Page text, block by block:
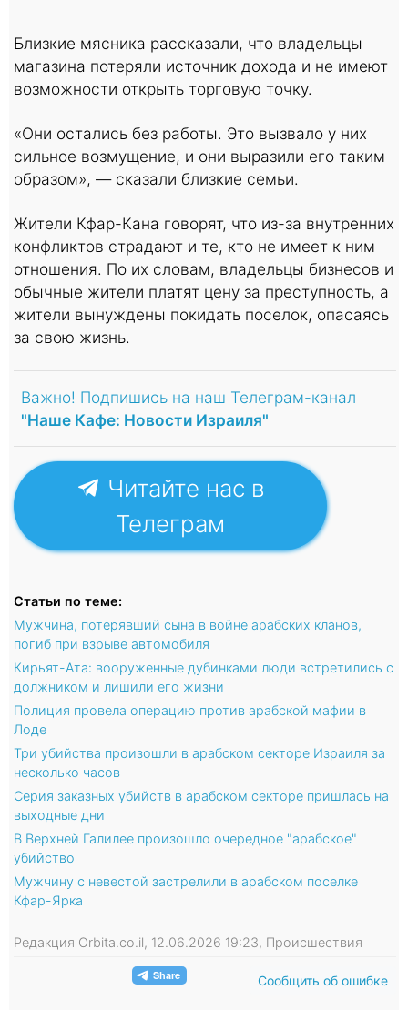
Близкие мясника рассказали, что владельцы
магазина потеряли источник дохода и не имеют
возможности открыть торговую точку.
«Они остались без работы. Это вызвало у них
сильное возмущение, и они выразили его таким
образом», — сказали близкие семьи.
Жители Кфар-Кана говорят, что из-за внутренних
конфликтов страдают и те, кто не имеет к ним
отношения. По их словам, владельцы бизнесов и
обычные жители платят цену за преступность, а
жители вынуждены покидать поселок, опасаясь
за свою жизнь.
Важно! Подпишись на наш Телеграм-канал
"Наше Кафе: Новости Израиля"
Читайте нас в
Телеграм
Статьи по теме:
Мужчина, потерявший сына в войне арабских кланов,
погиб при взрыве автомобиля
Кирьят-Ата: вооруженные дубинками люди встретились с
должником и лишили его жизни
Полиция провела операцию против арабской мафии в
Лоде
Три убийства произошли в арабском секторе Израиля за
несколько часов
Серия заказных убийств в арабском секторе пришлась на
выходные дни
В Верхней Галилее произошло очередное "арабское"
убийство
Мужчину с невестой застрелили в арабском поселке
Кфар-Ярка
Редакция Orbita.co.il, 12.06.2026 19:23, Происшествия
Сообщить об ошибке